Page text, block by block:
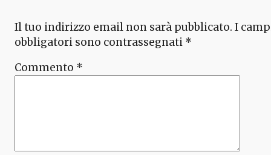
Il tuo indirizzo email non sarà pubblicato. I
obbligatori sono contrassegnati *
Commento *